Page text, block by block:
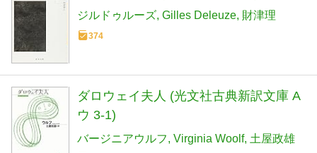
ジルドゥルーズ Gilles Deleuze 財津理
374
ダロウェイ夫人 (光文社古典新訳文庫 A
ウ 3-1)
バージニアウルフ Virginia Woolf 土屋政雄